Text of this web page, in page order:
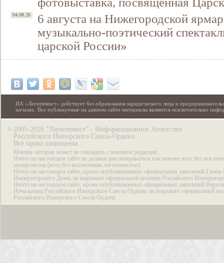
04.08.26
6 августа на Нижегородской
музыкально-поэтический
царской России»
ИА «Легитимист» действует без образования юридического лица и
началах. Все публикуемые на данном сайте материалы являются исключительно
© 2005-2026 “Легитимист” - Информационное Агентство
Российского Имперского Союза-Ордена.
Все права защищены.
Мнение авторов может не совпадать с мнением редакции.
Ничто на настоящем сайте не должно рассматриваться как мнение всех без
монархистов (всех без исключения легитимистов).
Ничто на настоящем сайте, кроме опубликованных официальных заявлений Главы
Императорского Дома, не выражает официальной позиции Российского
Ничто на настоящем сайте, кроме опубликованных официальных заявлений
Начальника Российского Имперского Союза-Ордена, не выражает официальной
Российского Имперского Союза-Ордена.